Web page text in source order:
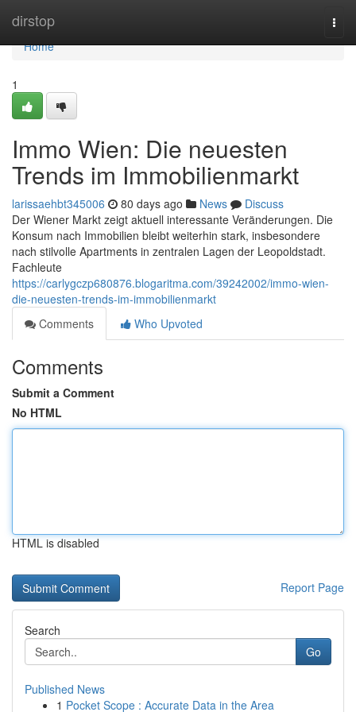
dirstop
Home
Home
1
Immo Wien: Die neuesten
Trends im Immobilienmarkt
larissaehbt345006 80 days ago News
Discuss
Der Wiener Markt zeigt aktuell interessante Veränderungen. Die
Konsum nach Immobilien bleibt weiterhin stark, insbesondere
nach stilvolle Apartments in zentralen Lagen der Leopoldstadt.
Fachleute
https://carlygczp680876.blogaritma.com/39242002/immo-wien-
die-neuesten-trends-im-immobilienmarkt
Comments
Who Upvoted
Comments
Submit a Comment
No HTML
HTML is disabled
Report Page
Search
Go
Published News
1 Pocket Scope : Accurate Data in the Area